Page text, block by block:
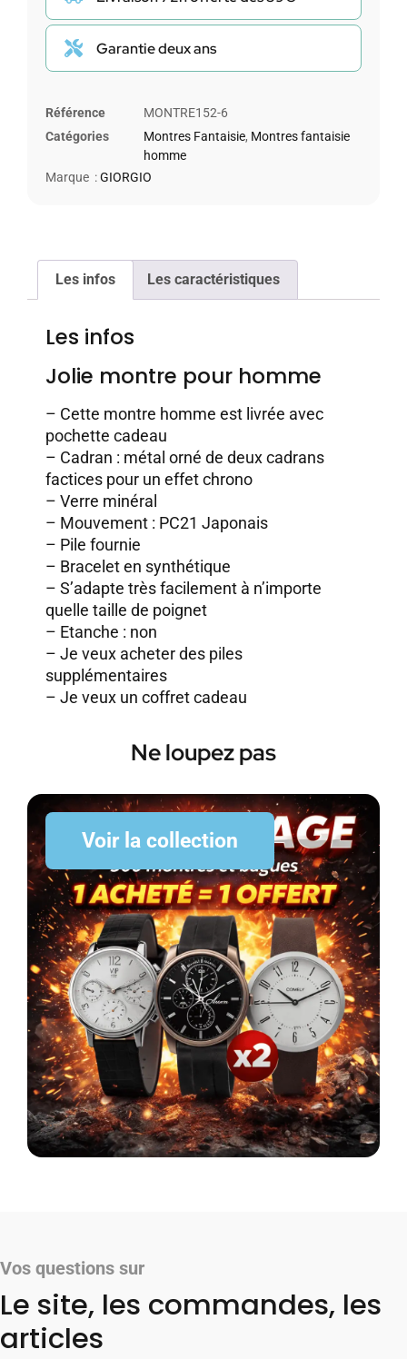
Garantie deux ans
Référence
MONTRE152-6
Catégories
Montres Fantaisie, Montres fantaisie
homme
Marque :GIORGIO
Les infos Les caractéristiques
Les infos
Jolie montre pour homme
– Cette montre homme est livrée avec
pochette cadeau
– Cadran : métal orné de deux cadrans
factices pour un effet chrono
– Verre minéral
– Mouvement : PC21 Japonais
– Pile fournie
– Bracelet en synthétique
– S’adapte très facilement à n’importe
quelle taille de poignet
– Etanche : non
– Je veux acheter des piles
supplémentaires
– Je veux un coffret cadeau
Ne loupez pas
Voir la collection
Vos questions sur
Le site, les commandes, les
articles